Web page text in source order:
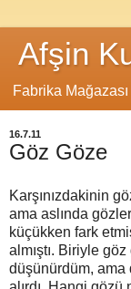
Afşin
Fabrika Mağazası
16.7.11
Göz Göze
Karşınızdakinin
ama aslında
küçükken fark
almıştı. Biriyle
düşünürdüm, ama